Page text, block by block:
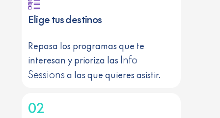
Elige tus destinos
Repasa los programas que te
interesan y prioriza las Info
Sessions a las que quieres asistir.
02